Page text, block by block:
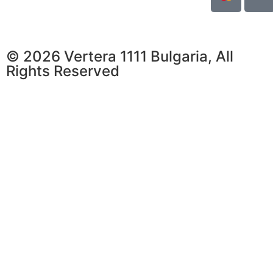
© 2026 Vertera 1111 Bulgaria, All
Rights Reserved